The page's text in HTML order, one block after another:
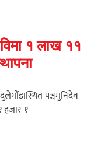
१ लाख ११
पञ्चमुनिदेव
हजार १